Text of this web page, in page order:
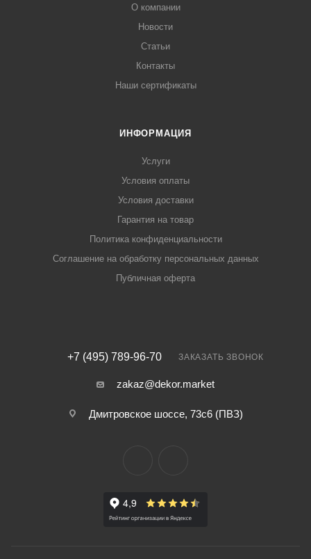
О компании
Новости
Статьи
Контакты
Наши сертификаты
ИНФОРМАЦИЯ
Услуги
Условия оплаты
Условия доставки
Гарантия на товар
Политика конфиденциальности
Соглашение на обработку персональных данных
Публичная оферта
+7 (495) 789-96-70 ЗАКАЗАТЬ ЗВОНОК
zakaz@dekor.market
Дмитровское шоссе, 73с6 (ПВЗ)